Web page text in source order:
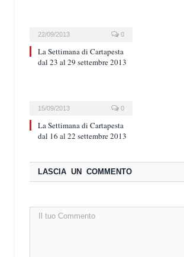
22/09/2013 0
La Settimana di Cartapesta
dal 23 al 29 settembre 2013
15/09/2013 0
La Settimana di Cartapesta
dal 16 al 22 settembre 2013
LASCIA UN COMMENTO